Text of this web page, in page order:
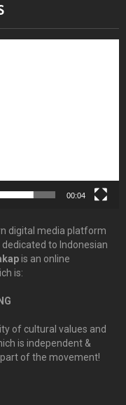
00:04
digital media platform
to Indonesian
is an online
is:
of cultural values and
is independent &
of the movement!